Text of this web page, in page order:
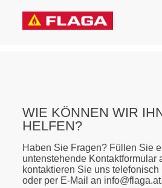
WIE KÖNNEN WIR
HELFEN?
Haben Sie Fragen? Füllen Sie
untenstehende Kontaktformular
kontaktieren Sie uns
oder per E-Mail an info@flaga.at.